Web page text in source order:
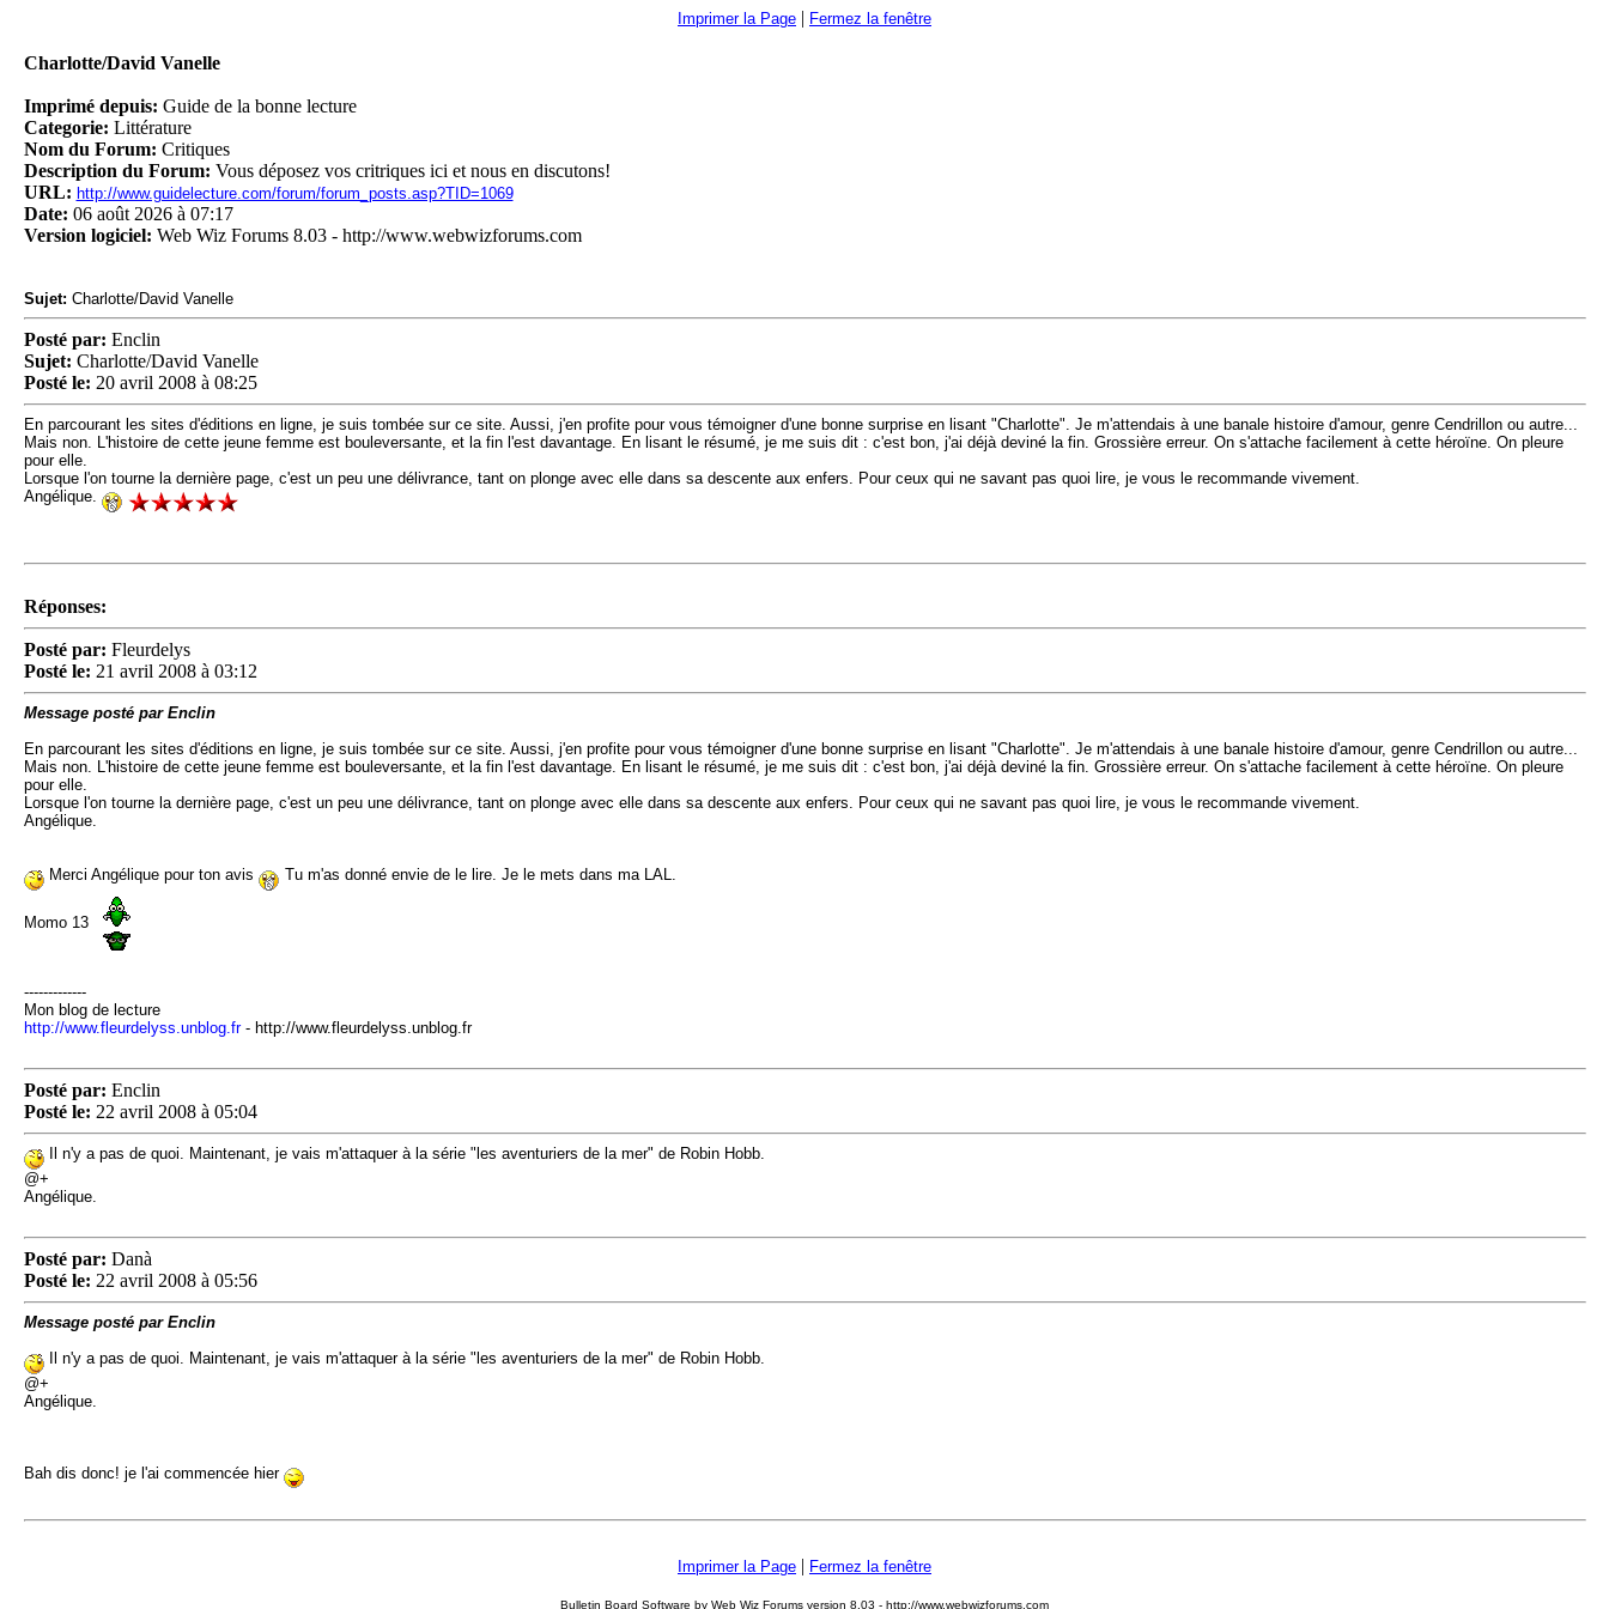
Imprimer la Page | Fermez la fenêtre
Charlotte/David Vanelle
Imprimé depuis: Guide de la bonne lecture
Categorie: Littérature
Nom du Forum: Critiques
Description du Forum: Vous déposez vos critriques ici et nous en discutons!
URL: http://www.guidelecture.com/forum/forum_posts.asp?TID=1069
Date: 06 août 2026 à 07:17
Version logiciel: Web Wiz Forums 8.03 - http://www.webwizforums.com
Sujet: Charlotte/David Vanelle
Posté par: Enclin
Sujet: Charlotte/David Vanelle
Posté le: 20 avril 2008 à 08:25
En parcourant les sites d'éditions en ligne, je suis tombée sur ce site. Aussi, j'en profite pour vous témoigner d'une bonne surprise en lisant "Charlotte". Je m'attendais à une banale histoire d'amour, genre Cendrillon ou autre...
Mais non. L'histoire de cette jeune femme est bouleversante, et la fin l'est davantage. En lisant le résumé, je me suis dit : c'est bon, j'ai déjà deviné la fin. Grossière erreur. On s'attache facilement à cette héroïne. On pleure
pour elle.
Lorsque l'on tourne la dernière page, c'est un peu une délivrance, tant on plonge avec elle dans sa descente aux enfers. Pour ceux qui ne savant pas quoi lire, je vous le recommande vivement.
Angélique.
Réponses:
Posté par: Fleurdelys
Posté le: 21 avril 2008 à 03:12
Message posté par Enclin
En parcourant les sites d'éditions en ligne, je suis tombée sur ce site. Aussi, j'en profite pour vous témoigner d'une bonne surprise en lisant "Charlotte". Je m'attendais à une banale histoire d'amour, genre Cendrillon ou autre...
Mais non. L'histoire de cette jeune femme est bouleversante, et la fin l'est davantage. En lisant le résumé, je me suis dit : c'est bon, j'ai déjà deviné la fin. Grossière erreur. On s'attache facilement à cette héroïne. On pleure
pour elle.
Lorsque l'on tourne la dernière page, c'est un peu une délivrance, tant on plonge avec elle dans sa descente aux enfers. Pour ceux qui ne savant pas quoi lire, je vous le recommande vivement.
Angélique.
Merci Angélique pour ton avis Tu m'as donné envie de le lire. Je le mets dans ma LAL.
Momo 13
-------------
Mon blog de lecture
http://www.fleurdelyss.unblog.fr- http://www.fleurdelyss.unblog.fr
Posté par: Enclin
Posté le: 22 avril 2008 à 05:04
Il n'y a pas de quoi. Maintenant, je vais m'attaquer à la série "les aventuriers de la mer" de Robin Hobb.
@+
Angélique.
Posté par: Danà
Posté le: 22 avril 2008 à 05:56
Message posté par Enclin
Il n'y a pas de quoi. Maintenant, je vais m'attaquer à la série "les aventuriers de la mer" de Robin Hobb.
@+
Angélique.
Bah dis donc! je l'ai commencée hier
Imprimer la Page | Fermez la fenêtre
Bulletin Board Software by Web Wiz Forums version 8.03 - http://www.webwizforums.com